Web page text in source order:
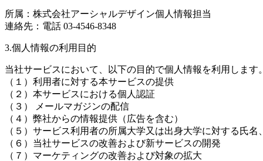
所属：株式会社アーシャルデザイン個人情報担当
連絡先：電話 03-4546-8348
3.個人情報の利用目的
当社サービスにおいて、以下の目的で個人情報を利用します。
（１）利用者に対する本サービスの提供
（２）本サービスにおける個人認証
（３） メールマガジンの配信
（４）弊社からの情報提供（広告を含む）
（５）サービス利用者の所属大学又は出身大学に対する氏
（６）当社サービスの改善および新サービスの開発
（７）マーケティングの改善および対象の拡大